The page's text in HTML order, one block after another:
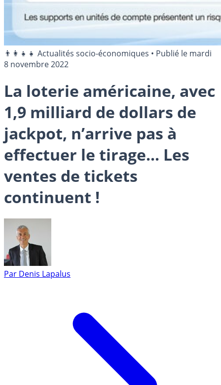
👨‍👩‍👧‍👧 Actualités socio-économiques • Publié le mardi
8 novembre 2022
La loterie américaine, avec
1,9 milliard de dollars de
jackpot, n’arrive pas à
effectuer le tirage... Les
ventes de tickets
continuent !
Par Denis Lapalus